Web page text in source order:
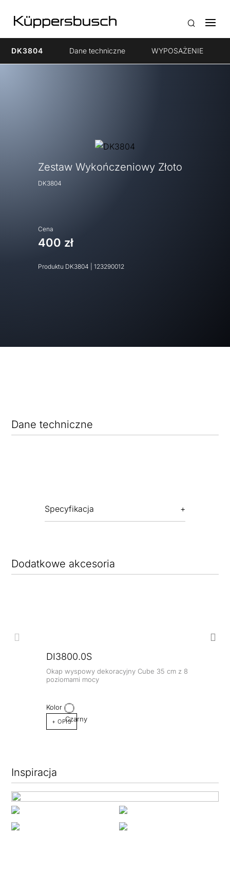
DK3804 Dane techniczne WYPOSAŻENIE
Zestaw Wykończeniowy Złoto
DK3804
Cena
400 zł
Produktu DK3804 123290012
Dane techniczne
Specyfikacja
Dodatkowe akcesoria
DI3800.0S
Okap wyspowy dekoracyjny Cube 35 cm z 8
poziomami mocy
Kolor
+ OPIS
Inspiracja